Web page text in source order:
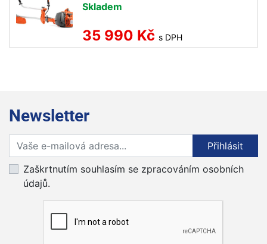
Skladem
35 990 Kč s DPH
Newsletter
Přihlaste se k odběru novinek
Přihlásit
Zaškrtnutím souhlasím se zpracováním osobních
údajů.